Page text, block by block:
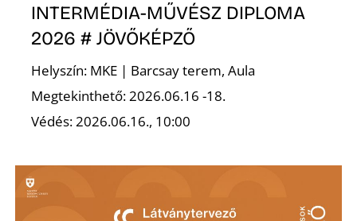
INTERMÉDIA-MŰVÉSZ DIPLOMA
2026 # JÖVŐKÉPZŐ
Helyszín: MKE | Barcsay terem, Aula
Megtekinthető: 2026.06.16 -18.
Védés: 2026.06.16., 10:00